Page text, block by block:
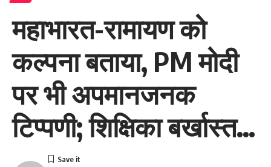
महाभारत-रामायण को
कल्पना बताया, PM मोदी
पर भी अपमानजनक
टिप्पणी; शिक्षिका बर्खास्त…